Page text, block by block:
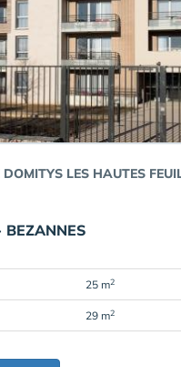
DOMITYS LES HAUTES
25 m2
29 m2